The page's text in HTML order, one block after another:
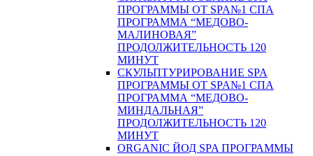
ПРОГРАММЫ ОТ SPA№1 СПА
ПРОГРАММА “МЕДОВО-
МАЛИНОВАЯ”
ПРОДОЛЖИТЕЛЬНОСТЬ 120
МИНУТ
СКУЛЬПТУРИРОВАНИЕ SPA
ПРОГРАММЫ ОТ SPA№1 СПА
ПРОГРАММА “МЕДОВО-
МИНДАЛЬНАЯ”
ПРОДОЛЖИТЕЛЬНОСТЬ 120
МИНУТ
ORGANIC ЙОД SPA ПРОГРАММЫ